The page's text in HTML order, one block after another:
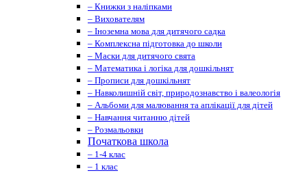
– Книжки з наліпками
– Вихователям
– Іноземна мова для дитячого садка
– Комплексна підготовка до школи
– Маски для дитячого свята
– Математика і логіка для дошкільнят
– Прописи для дошкільнят
– Навколишній світ, природознавство і валеологія
– Альбоми для малювання та аплікації для дітей
– Навчання читанню дітей
– Розмальовки
Початкова школа
– 1-4 клас
– 1 клас